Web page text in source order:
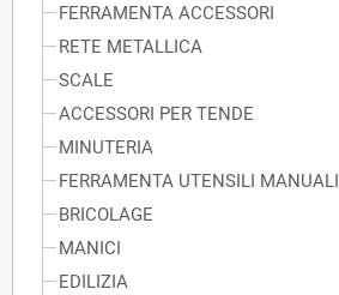
FERRAMENTA ACCESSORI
RETE METALLICA
SCALE
ACCESSORI PER TENDE
MINUTERIA
FERRAMENTA UTENSILI MANUALI
BRICOLAGE
MANICI
EDILIZIA